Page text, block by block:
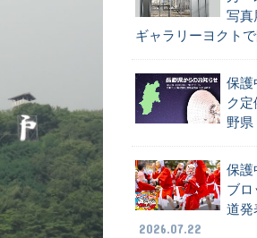
写真
ギャラリーヨクト
保護
ク
野県
保護
ブ
道発
2026.07.22